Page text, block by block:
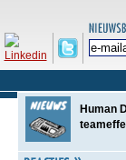
Human